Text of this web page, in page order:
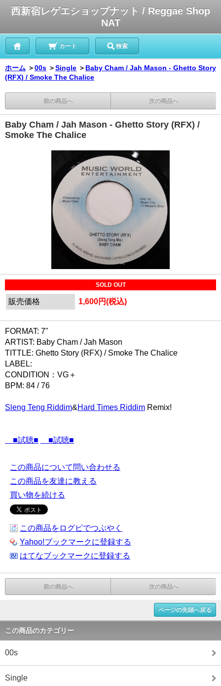
西新宿レゲエショップナット / Reggae Shop
NAT
カート 検索
ホーム ＞00s ＞Single ＞ Baby Cham / Jah Mason - Ghetto Story
(RFX) / Smoke The Chalice
前の商品へ 次の商品へ
Baby Cham / Jah Mason - Ghetto Story (RFX) /
Smoke The Chalice
SOLD OUT
販売価格 1,600円(税込)
FORMAT: 7"
ARTIST: Baby Cham / Jah Mason
TITTLE: Ghetto Story (RFX) / Smoke The Chalice
LABEL:
CONDITION：VG＋
BPM: 84 / 76
Sleng Teng Riddim&Hard Times Riddim Remix!
■試聴■ ■試聴■
この商品について問い合わせる
この商品を友達に教える
買い物を続ける
この商品をログピでつぶやく
Yahoo!ブックマークに登録する
はてなブックマークに登録する
前の商品へ 次の商品へ
ページの先頭へ戻る
この商品のカテゴリー
00s
Single